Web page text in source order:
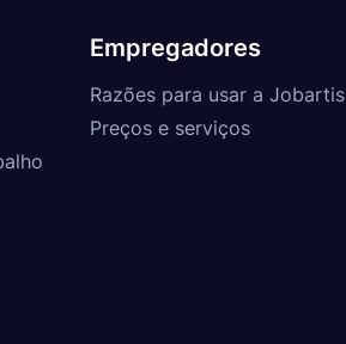
Empregadores
Razões para usar a Jobartis
Preços e serviços